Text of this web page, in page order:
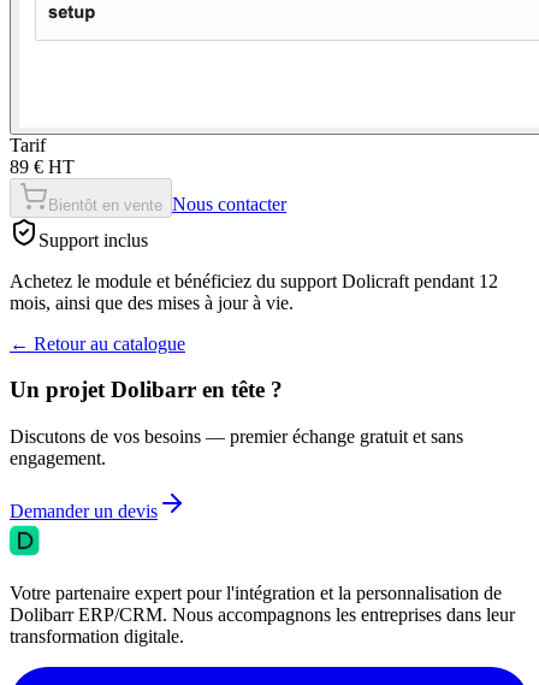
Tarif
89 € HT
Bientôt en vente Nous contacter
Support inclus
Achetez le module et bénéficiez du support Dolicraft pendant 12
mois, ainsi que des mises à jour à vie.
← Retour au catalogue
Un projet Dolibarr en tête ?
Discutons de vos besoins — premier échange gratuit et sans
engagement.
Demander un devis
Votre partenaire expert pour l'intégration et la personnalisation de
Dolibarr ERP/CRM. Nous accompagnons les entreprises dans leur
transformation digitale.